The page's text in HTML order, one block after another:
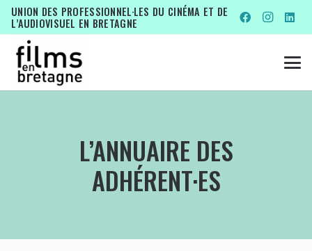
UNION DES PROFESSIONNEL·LES DU CINÉMA ET DE
L’AUDIOVISUEL EN BRETAGNE
L’ANNUAIRE DES
ADHÉRENT·ES